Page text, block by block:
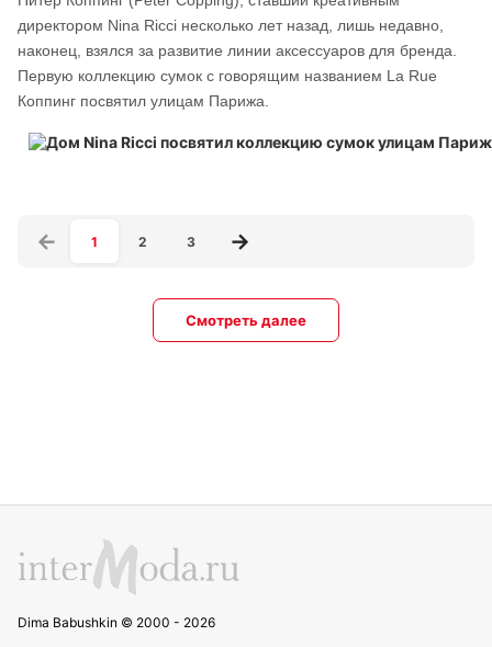
директором Nina Ricci несколько лет назад, лишь недавно,
наконец, взялся за развитие линии аксессуаров для бренда.
Первую коллекцию сумок с говорящим названием La Rue
Коппинг посвятил улицам Парижа.
1 2 3
Смотреть далее
Dima Babushkin © 2000 - 2026